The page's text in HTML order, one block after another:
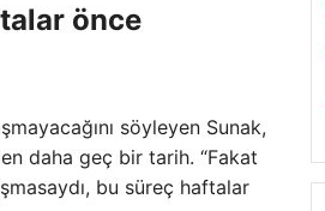
önce
söyleyen Sunak,
daha geç bir tarih. “Fakat
bu süreç haftalar